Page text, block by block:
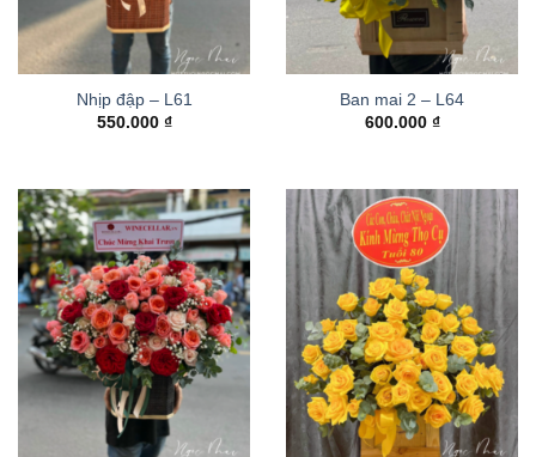
Nhịp đập – L61
550.000 ₫
Ban mai 2 – L64
600.000 ₫